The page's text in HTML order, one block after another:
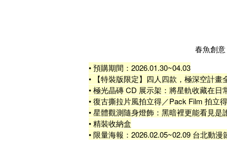
春魚創
• 預購期間：2026.01.30~04.03
• 【特裝版限定】四人四款，極深空計畫
• 極光晶磚 CD 展示架：將星軌收藏在
• 復古撕拉片風拍立得／Pack Film 拍立
• 星體觀測隨身燈飾：黑暗裡更能看見是
• 精裝收納盒
• 限量海報：2026.02.05~02.09 台北動